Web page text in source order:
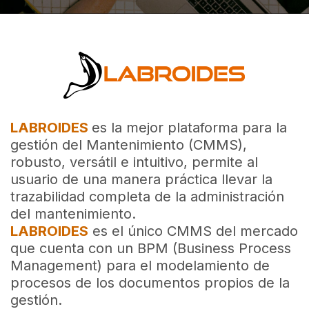
LABROIDES es la mejor plataforma para la
gestión del Mantenimiento (CMMS),
robusto, versátil e intuitivo, permite al
usuario de una manera práctica llevar la
trazabilidad completa de la administración
del mantenimiento.
LABROIDES es el único CMMS del mercado
que cuenta con un BPM (Business Process
Management) para el modelamiento de
procesos de los documentos propios de la
gestión.